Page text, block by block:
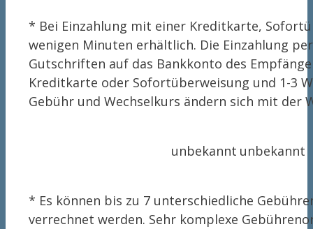
* Bei Einzahlung mit einer Kreditkarte,
wenigen Minuten erhältlich. Die Einzahlung
Gutschriften auf das Bankkonto des
Kreditkarte oder Sofortüberweisung und 1-3
Gebühr und Wechselkurs ändern sich mit der
unbekannt unbekannt
* Es können bis zu 7 unterschiedliche
verrechnet werden. Sehr komplexe